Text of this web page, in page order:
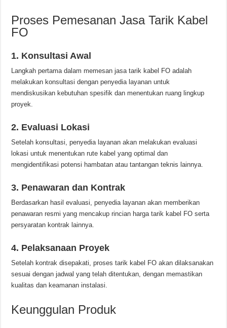
Proses Pemesanan Jasa Tarik Kabel
FO
1. Konsultasi Awal
Langkah pertama dalam memesan jasa tarik kabel FO adalah
melakukan konsultasi dengan penyedia layanan untuk
mendiskusikan kebutuhan spesifik dan menentukan ruang lingkup
proyek.
2. Evaluasi Lokasi
Setelah konsultasi, penyedia layanan akan melakukan evaluasi
lokasi untuk menentukan rute kabel yang optimal dan
mengidentifikasi potensi hambatan atau tantangan teknis lainnya.
3. Penawaran dan Kontrak
Berdasarkan hasil evaluasi, penyedia layanan akan memberikan
penawaran resmi yang mencakup rincian harga tarik kabel FO serta
persyaratan kontrak lainnya.
4. Pelaksanaan Proyek
Setelah kontrak disepakati, proses tarik kabel FO akan dilaksanakan
sesuai dengan jadwal yang telah ditentukan, dengan memastikan
kualitas dan keamanan instalasi.
Keunggulan Produk